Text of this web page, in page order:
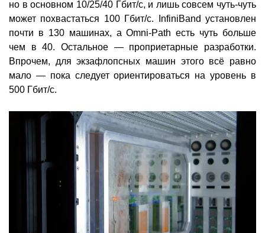
но в основном 10/25/40 Гбит/с, и лишь совсем чуть-чуть
может похвастаться 100 Гбит/с. InfiniBand установлен
почти в 130 машинах, а Omni-Path есть чуть больше
чем в 40. Остальное — проприетарные разработки.
Впрочем, для экзафлопсных машин этого всё равно
мало — пока следует ориентироваться на уровень в
500 Гбит/с.